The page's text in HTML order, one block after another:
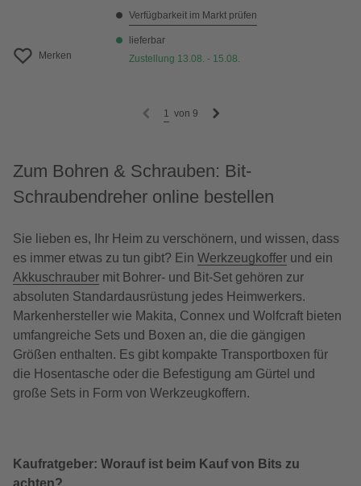
Merken
Verfügbarkeit im Markt prüfen
lieferbar
Zustellung 13.08. - 15.08.
1 von 9
Zum Bohren & Schrauben: Bit-
Schraubendreher online bestellen
Sie lieben es, Ihr Heim zu verschönern, und wissen, dass
es immer etwas zu tun gibt? Ein Werkzeugkoffer und ein
Akkuschrauber mit Bohrer- und Bit-Set gehören zur
absoluten Standardausrüstung jedes Heimwerkers.
Markenhersteller wie Makita, Connex und Wolfcraft bieten
umfangreiche Sets und Boxen an, die die gängigen
Größen enthalten. Es gibt kompakte Transportboxen für
die Hosentasche oder die Befestigung am Gürtel und
große Sets in Form von Werkzeugkoffern.
Kaufratgeber: Worauf ist beim Kauf von Bits zu